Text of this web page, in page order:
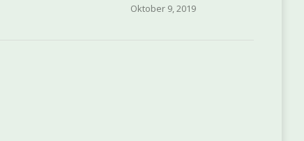
Oktober 9, 2019